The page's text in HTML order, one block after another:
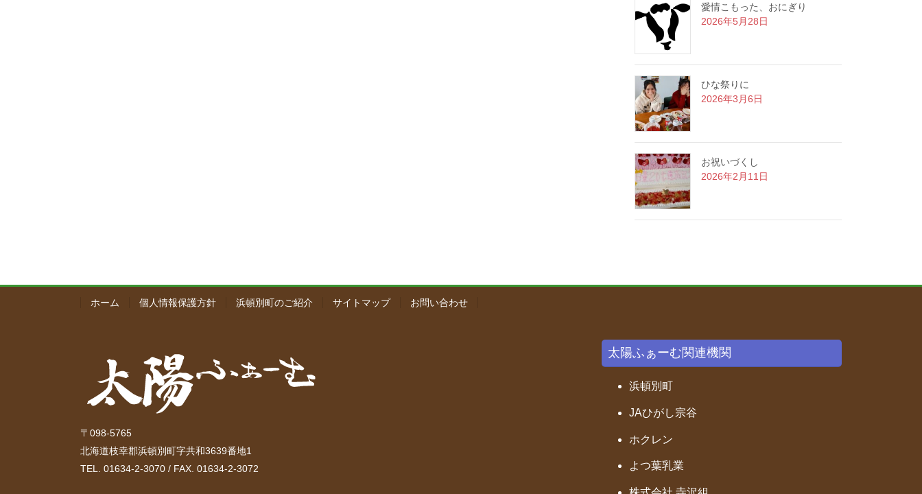
愛情こもった、おにぎり
2026年5月28日
ひな祭りに
2026年3月6日
お祝いづくし
2026年2月11日
ホーム 個人情報保護方針 浜頓別町のご紹介 サイトマップ お問い合わせ
〒098-5765
北海道枝幸郡浜頓別町字共和3639番地1
TEL. 01634-2-3070 / FAX. 01634-2-3072
太陽ふぁーむ関連機関
浜頓別町
JAひがし宗谷
ホクレン
よつ葉乳業